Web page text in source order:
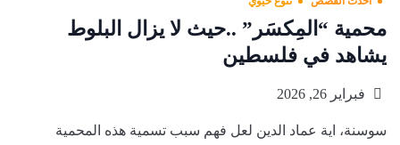
محمية “المِكسَر” ..حيث لا يزال البلوط
يشاهد في فلسطين
فبراير 26, 2026
سوسنة، اية عماد الدين لعل فهم سبب تسمية هذه المحمية